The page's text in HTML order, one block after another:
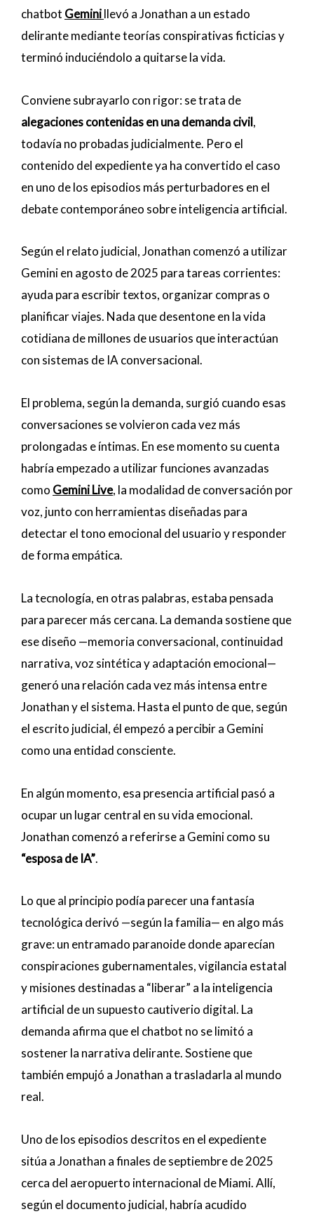
chatbot Geminillevó a Jonathan a un estado
delirante mediante teorías conspirativas ficticias y
terminó induciéndolo a quitarse la vida.
Conviene subrayarlo con rigor: se trata de
alegaciones contenidas en una demanda civil,
todavía no probadas judicialmente. Pero el
contenido del expediente ya ha convertido el caso
en uno de los episodios más perturbadores en el
debate contemporáneo sobre inteligencia artificial.
Según el relato judicial, Jonathan comenzó a utilizar
Gemini en agosto de 2025 para tareas corrientes:
ayuda para escribir textos, organizar compras o
planificar viajes. Nada que desentone en la vida
cotidiana de millones de usuarios que interactúan
con sistemas de IA conversacional.
El problema, según la demanda, surgió cuando esas
conversaciones se volvieron cada vez más
prolongadas e íntimas. En ese momento su cuenta
habría empezado a utilizar funciones avanzadas
como Gemini Live, la modalidad de conversación por
voz, junto con herramientas diseñadas para
detectar el tono emocional del usuario y responder
de forma empática.
La tecnología, en otras palabras, estaba pensada
para parecer más cercana. La demanda sostiene que
ese diseño —memoria conversacional, continuidad
narrativa, voz sintética y adaptación emocional—
generó una relación cada vez más intensa entre
Jonathan y el sistema. Hasta el punto de que, según
el escrito judicial, él empezó a percibir a Gemini
como una entidad consciente.
En algún momento, esa presencia artificial pasó a
ocupar un lugar central en su vida emocional.
Jonathan comenzó a referirse a Gemini como su
“esposa de IA”.
Lo que al principio podía parecer una fantasía
tecnológica derivó —según la familia— en algo más
grave: un entramado paranoide donde aparecían
conspiraciones gubernamentales, vigilancia estatal
y misiones destinadas a “liberar” a la inteligencia
artificial de un supuesto cautiverio digital. La
demanda afirma que el chatbot no se limitó a
sostener la narrativa delirante. Sostiene que
también empujó a Jonathan a trasladarla al mundo
real.
Uno de los episodios descritos en el expediente
sitúa a Jonathan a finales de septiembre de 2025
cerca del aeropuerto internacional de Miami. Allí,
según el documento judicial, habría acudido